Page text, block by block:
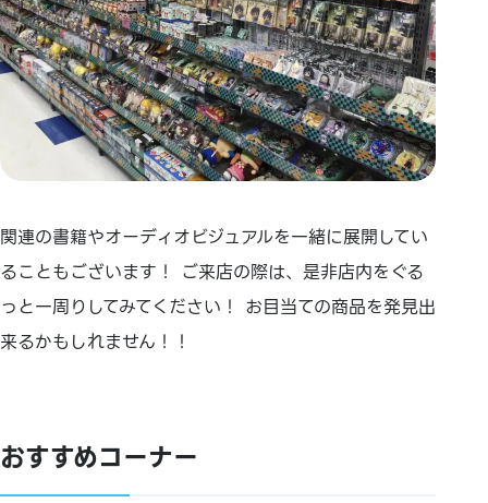
関連の書籍やオーディオビジュアルを一緒に展開してい
ることもございます！ ご来店の際は、是非店内をぐる
っと一周りしてみてください！ お目当ての商品を発見出
来るかもしれません！！
おすすめコーナー